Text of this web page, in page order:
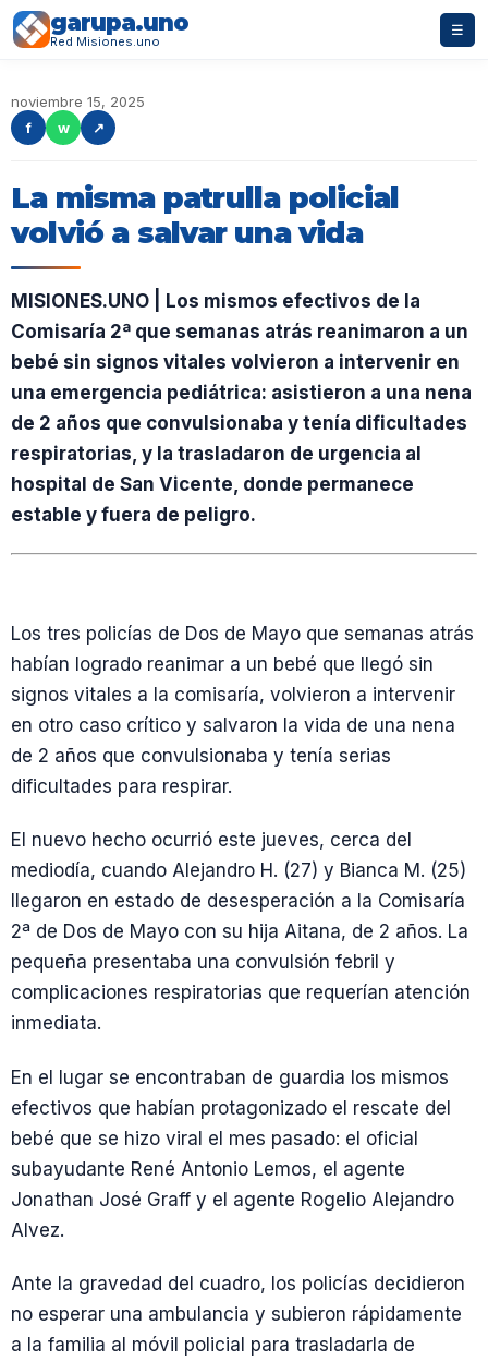
garupa.uno
Red Misiones.uno
☰
noviembre 15, 2025
f
w ↗
La misma patrulla policial
volvió a salvar una vida
MISIONES.UNO | Los mismos efectivos de la
Comisaría 2ª que semanas atrás reanimaron a un
bebé sin signos vitales volvieron a intervenir en
una emergencia pediátrica: asistieron a una nena
de 2 años que convulsionaba y tenía dificultades
respiratorias, y la trasladaron de urgencia al
hospital de San Vicente, donde permanece
estable y fuera de peligro.
Los tres policías de Dos de Mayo que semanas atrás
habían logrado reanimar a un bebé que llegó sin
signos vitales a la comisaría, volvieron a intervenir
en otro caso crítico y salvaron la vida de una nena
de 2 años que convulsionaba y tenía serias
dificultades para respirar.
El nuevo hecho ocurrió este jueves, cerca del
mediodía, cuando Alejandro H. (27) y Bianca M. (25)
llegaron en estado de desesperación a la Comisaría
2ª de Dos de Mayo con su hija Aitana, de 2 años. La
pequeña presentaba una convulsión febril y
complicaciones respiratorias que requerían atención
inmediata.
En el lugar se encontraban de guardia los mismos
efectivos que habían protagonizado el rescate del
bebé que se hizo viral el mes pasado: el oficial
subayudante René Antonio Lemos, el agente
Jonathan José Graff y el agente Rogelio Alejandro
Alvez.
Ante la gravedad del cuadro, los policías decidieron
no esperar una ambulancia y subieron rápidamente
a la familia al móvil policial para trasladarla de